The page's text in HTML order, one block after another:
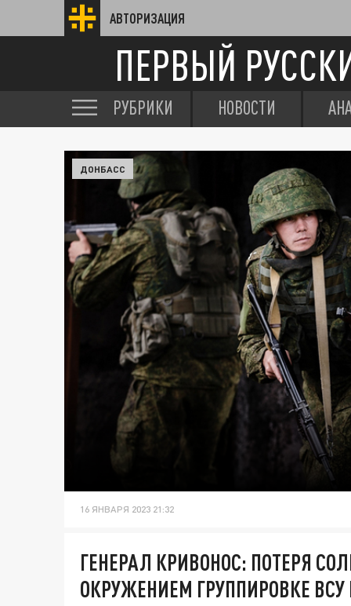
АВТОРИЗАЦИЯ
ПЕРВЫЙ
РУБРИКИ НОВОСТИ
ДОНБАСС
16 ЯНВАРЯ 2023 21:32
ГЕНЕРАЛ КРИВОНОС: ПОТЕРЯ
ОКРУЖЕНИЕМ ГРУППИРОВКЕ ВСУ